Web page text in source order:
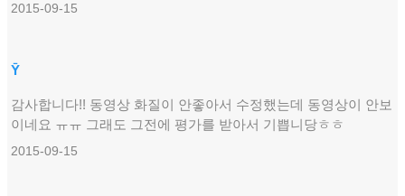
2015-09-15
Ȳ
감사합니다!! 동영상 화질이 안좋아서 수정했는데 동영상이 안보
이네요 ㅠㅠ 그래도 그전에 평가를 받아서 기쁩니당ㅎㅎ
2015-09-15